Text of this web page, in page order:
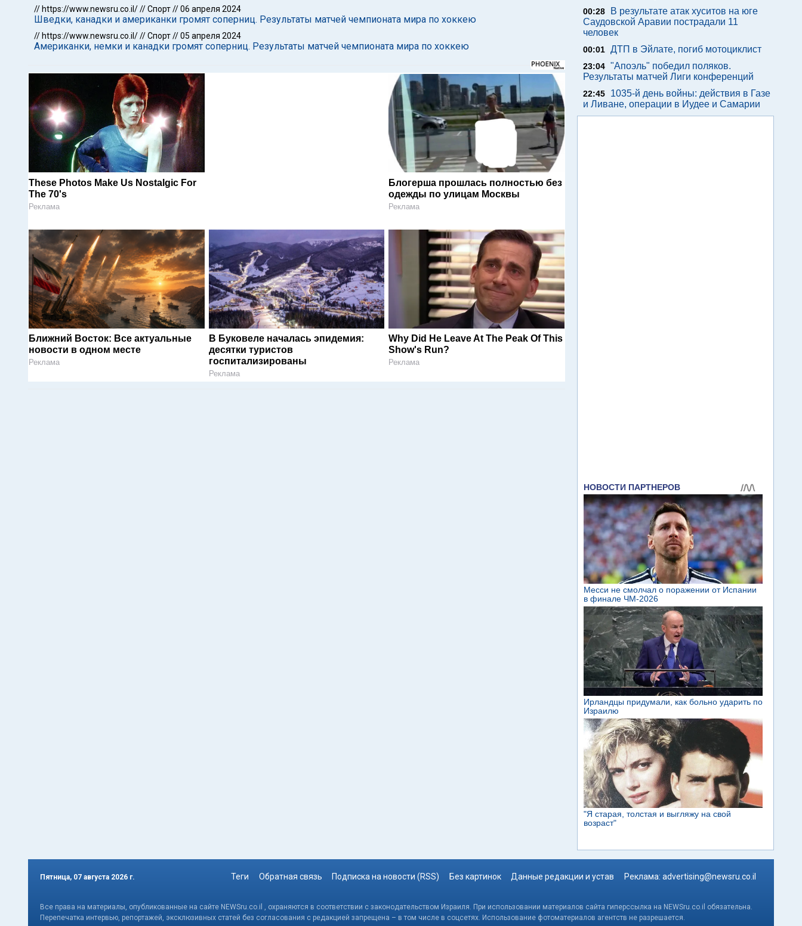
// https://www.newsru.co.il///Спорт//06 апреля 2024
Шведки, канадки и американки громят соперниц. Результаты матчей чемпионата мира по хоккею
// https://www.newsru.co.il///Спорт//05 апреля 2024
Американки, немки и канадки громят соперниц. Результаты матчей чемпионата мира по хоккею
These Photos Make Us Nostalgic For
The 70's
Реклама
Блогерша прошлась полностью без
одежды по улицам Москвы
Реклама
Ближний Восток: Все актуальные
новости в одном месте
Реклама
В Буковеле началась эпидемия:
десятки туристов
госпитализированы
Реклама
Why Did He Leave At The Peak Of This
Show's Run?
Реклама
00:28
В результате атак хуситов на юге
Саудовской Аравии пострадали 11
человек
00:01 ДТП в Эйлате, погиб мотоциклист
23:04 "Апоэль" победил поляков.
Результаты матчей Лиги конференций
22:45
1035-й день войны: действия в Газе
и Ливане, операции в Иудее и Самарии
Пятница, 07 августа 2026 г. Теги Обратная связь Подписка на новости (RSS) Без картинок Данные редакции и устав Реклама: advertising@newsru.co.il
Все права на материалы, опубликованные на сайте NEWSru.co.il , охраняются в соответствии с законодательством Израиля. При использовании материалов сайта гиперссылка на NEWSru.co.il обязательна.
Перепечатка интервью, репортажей, эксклюзивных статей без согласования с редакцией запрещена – в том числе в соцсетях. Использование фотоматериалов агентств не разрешается.